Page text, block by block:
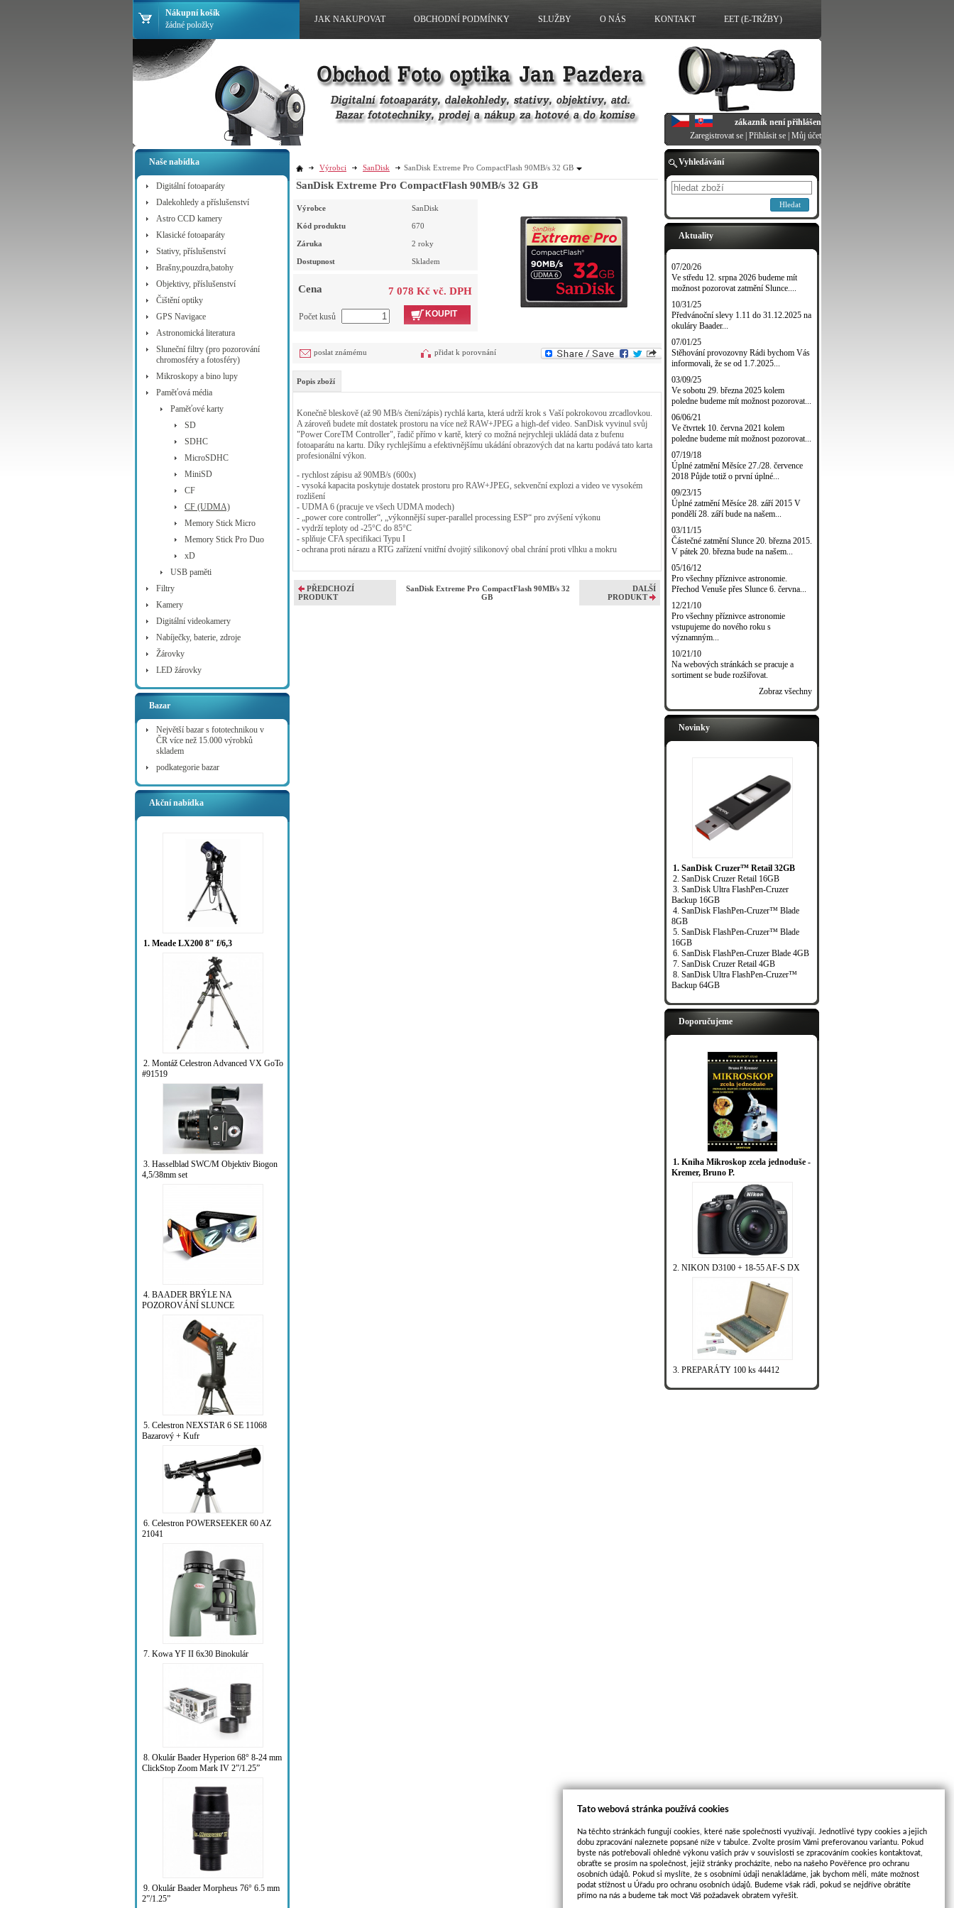
Naše nabídka
Digitální fotoaparáty
Dalekohledy a příslušenství
Astro CCD kamery
Klasické fotoaparáty
Stativy, příslušenství
Brašny,pouzdra,batohy
Objektivy, příslušenství
Čištění optiky
GPS Navigace
Astronomická literatura
Sluneční filtry (pro pozorování
chromosféry a fotosféry)
Mikroskopy a bino lupy
Paměťová média
Paměťové karty
SD
SDHC
MicroSDHC
MiniSD
CF
CF (UDMA)
Memory Stick Micro
Memory Stick Pro Duo
xD
USB paměti
Filtry
Kamery
Digitální videokamery
Nabíječky, baterie, zdroje
Žárovky
LED žárovky
Bazar
Největší bazar s fototechnikou v
ČR více než 15.000 výrobků
skladem
podkategorie bazar
Akční nabídka
1. Meade LX200 8" f/6,3
2. Montáž Celestron Advanced VX GoTo
#91519
3. Hasselblad SWC/M Objektiv Biogon
4,5/38mm set
4. BAADER BRÝLE NA
POZOROVÁNÍ SLUNCE
5. Celestron NEXSTAR 6 SE 11068
Bazarový + Kufr
6. Celestron POWERSEEKER 60 AZ
21041
7. Kowa YF II 6x30 Binokulár
8. Okulár Baader Hyperion 68° 8-24 mm
ClickStop Zoom Mark IV 2”/1.25”
9. Okulár Baader Morpheus 76° 6.5 mm
2”/1.25”
Výrobci SanDisk SanDisk Extreme Pro CompactFlash 90MB/s 32 GB
SanDisk Extreme Pro CompactFlash 90MB/s 32 GB
Výrobce SanDisk
Kód produktu 670
Záruka 2 roky
Dostupnost Skladem
Cena 7 078 Kč vč. DPH
KOUPIT
Počet kusů
poslat známému přidat k porovnání
Popis zboží
Konečně bleskově (až 90 MB/s čtení/zápis) rychlá karta, která udrží krok s Vaší pokrokovou zrcadlovkou.
A zároveň budete mít dostatek prostoru na více než RAW+JPEG a high-def video. SanDisk vyvinul svůj
"Power CoreTM Controller", řadič přímo v kartě, který co možná nejrychleji ukládá data z bufenu
fotoaparátu na kartu. Díky rychlejšímu a efektivnějšímu ukádání obrazových dat na kartu podává tato karta
profesionální výkon.
- rychlost zápisu až 90MB/s (600x)
- vysoká kapacita poskytuje dostatek prostoru pro RAW+JPEG, sekvenční explozi a video ve vysokém
rozlišení
- UDMA 6 (pracuje ve všech UDMA modech)
- „power core controller“, „výkonnější super-parallel processing ESP“ pro zvýšení výkonu
- vydrží teploty od -25°C do 85°C
- splňuje CFA specifikaci Typu I
- ochrana proti nárazu a RTG zařízení vnitřní dvojitý silikonový obal chrání proti vlhku a mokru
PŘEDCHOZÍ
PRODUKT
SanDisk Extreme Pro CompactFlash 90MB/s 32
GB
DALŠÍ
PRODUKT
Vyhledávání
Hledat
Aktuality
07/20/26
Ve středu 12. srpna 2026 budeme mít
možnost pozorovat zatmění Slunce....
10/31/25
Předvánoční slevy 1.11 do 31.12.2025 na
okuláry Baader...
07/01/25
Stěhování provozovny Rádi bychom Vás
informovali, že se od 1.7.2025...
03/09/25
Ve sobotu 29. března 2025 kolem
poledne budeme mít možnost pozorovat...
06/06/21
Ve čtvrtek 10. června 2021 kolem
poledne budeme mít možnost pozorovat...
07/19/18
Úplné zatmění Měsíce 27./28. července
2018 Půjde totiž o první úplné...
09/23/15
Úplné zatmění Měsíce 28. září 2015 V
pondělí 28. září bude na našem...
03/11/15
Částečné zatmění Slunce 20. března 2015.
V pátek 20. března bude na našem...
05/16/12
Pro všechny příznivce astronomie.
Přechod Venuše přes Slunce 6. června...
12/21/10
Pro všechny příznivce astronomie
vstupujeme do nového roku s
významným...
10/21/10
Na webových stránkách se pracuje a
sortiment se bude rozšiřovat.
Zobraz všechny
Novinky
1. SanDisk Cruzer™ Retail 32GB
2. SanDisk Cruzer Retail 16GB
3. SanDisk Ultra FlashPen-Cruzer
Backup 16GB
4. SanDisk FlashPen-Cruzer™ Blade
8GB
5. SanDisk FlashPen-Cruzer™ Blade
16GB
6. SanDisk FlashPen-Cruzer Blade 4GB
7. SanDisk Cruzer Retail 4GB
8. SanDisk Ultra FlashPen-Cruzer™
Backup 64GB
Doporučujeme
1. Kniha Mikroskop zcela jednoduše -
Kremer, Bruno P.
2. NIKON D3100 + 18-55 AF-S DX
3. PREPARÁTY 100 ks 44412
Nákupní košík
žádné položky
JAK NAKUPOVAT OBCHODNÍ PODMÍNKY SLUŽBY O NÁS KONTAKT EET (E-TRŽBY)
zákazník není přihlášen
Zaregistrovat se Přihlásit se Můj účet
Tato webová stránka používá cookies
Na těchto stránkách fungují cookies, které naše společnosti využívají. Jednotlivé typy cookies a jejich
dobu zpracování naleznete popsané níže v tabulce. Zvolte prosím Vámi preferovanou variantu. Pokud
byste nás potřebovali ohledně výkonu vašich práv v souvislosti se zpracováním cookies kontaktovat,
obraťte se prosím na společnost, jejíž stránky procházíte, nebo na našeho Pověřence pro ochranu
osobních údajů. Pokud si myslíte, že s osobními údaji nenakládáme, jak bychom měli, máte možnost
podat stížnost u Úřadu pro ochranu osobních údajů. Budeme však rádi, pokud se nejdříve obrátíte
přímo na nás a budeme tak moct Váš požadavek obratem vyřešit.